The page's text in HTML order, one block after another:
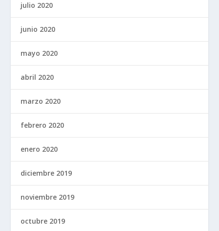
julio 2020
junio 2020
mayo 2020
abril 2020
marzo 2020
febrero 2020
enero 2020
diciembre 2019
noviembre 2019
octubre 2019